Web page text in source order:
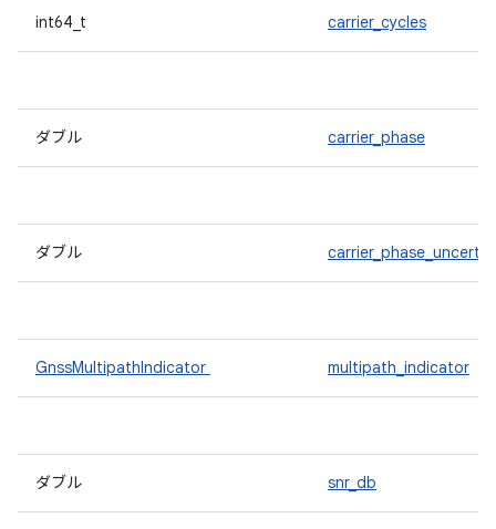
int64_t carrier_cycles
ダブル carrier_phase
ダブル
GnssMultipathIndicator multipath_indicator
ダブル snr_db